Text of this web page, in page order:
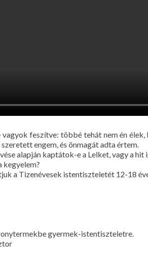
feszítve: többé tehát nem én
engem, és önmagát adta értem.
alapján kaptátok-e a Lelket, vagy a hit
a Tizenévesek istentiszteletét 12-18
gyermek-istentiszteletre.